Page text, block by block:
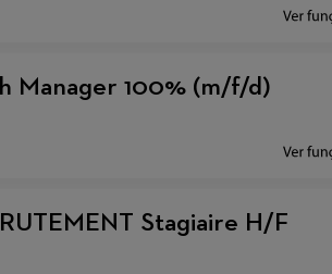
Manager 100% (m/f/d)
Stagiaire H/F